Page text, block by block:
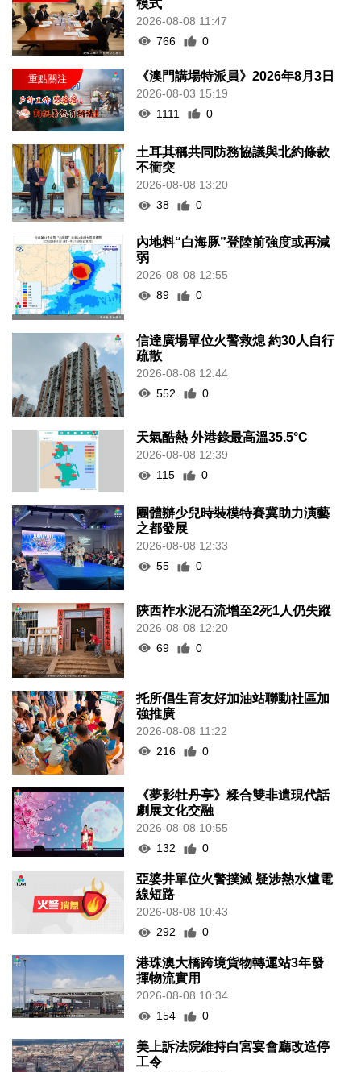
模式
2026-08-08 11:47
766
0
《澳門講場特派員》2026年8月3日
2026-08-03 15:19
1111
0
土耳其稱共同防務協議與北約條款
不衝突
2026-08-08 13:20
38
0
內地料“白海豚”登陸前強度或再減
弱
2026-08-08 12:55
89
0
信達廣場單位火警救熄 約30人自行
疏散
2026-08-08 12:44
552
0
天氣酷熱 外港錄最高溫35.5°C
2026-08-08 12:39
115
0
團體辦少兒時裝模特賽冀助力演藝
之都發展
2026-08-08 12:33
55
0
陝西柞水泥石流增至2死1人仍失蹤
2026-08-08 12:20
69
0
托所倡生育友好加油站聯動社區加
強推廣
2026-08-08 11:22
216
0
《夢影牡丹亭》糅合雙非遺現代話
劇展文化交融
2026-08-08 10:55
132
0
亞婆井單位火警撲滅 疑涉熱水爐電
線短路
2026-08-08 10:43
292
0
港珠澳大橋跨境貨物轉運站3年發
揮物流實用
2026-08-08 10:34
154
0
美上訴法院維持白宮宴會廳改造停
工令